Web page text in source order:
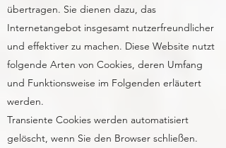
übertragen. Sie dienen dazu, das
Internetangebot insgesamt nutzerfreundlicher
und effektiver zu machen. Diese Website nutzt
folgende Arten von Cookies, deren Umfang
und Funktionsweise im Folgenden erläutert
werden.
Transiente Cookies werden automatisiert
gelöscht, wenn Sie den Browser schließen.